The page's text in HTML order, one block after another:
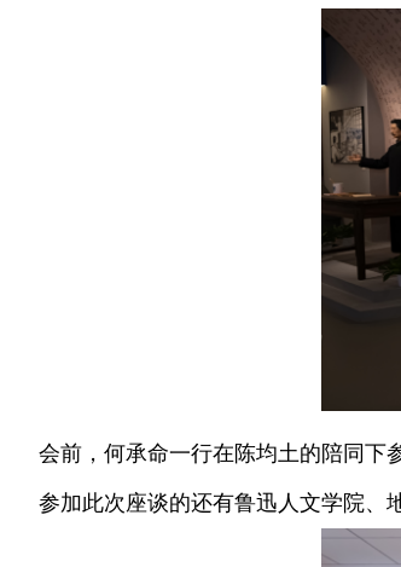
会前，何承命一行在陈均土的陪同下参
参加此次座谈的还有鲁迅人文学院、地